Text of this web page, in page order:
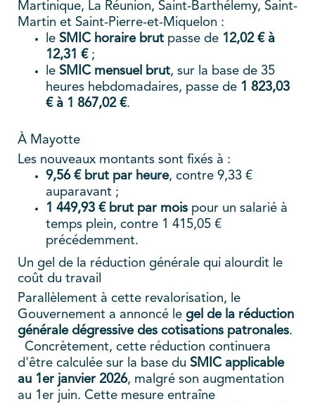
Martinique, La Réunion, Saint-Barthélemy, Saint-
Martin et Saint-Pierre-et-Miquelon :
le SMIC horaire brut passe de 12,02 € à
12,31 €;
le SMIC mensuel brut, sur la base de 35
heures hebdomadaires, passe de 1 823,03
€ à 1 867,02 €.
À Mayotte
Les nouveaux montants sont fixés à :
9,56 € brut par heure, contre 9,33 €
auparavant ;
1 449,93 € brut par mois pour un salarié à
temps plein, contre 1 415,05 €
précédemment.
Un gel de la réduction générale qui alourdit le
coût du travail
Parallèlement à cette revalorisation, le
Gouvernement a annoncé le gel de la réduction
générale dégressive des cotisations patronales.
Concrètement, cette réduction continuera
d'être calculée sur la base du SMIC applicable
au 1er janvier 2026, malgré son augmentation
au 1er juin. Cette mesure entraîne